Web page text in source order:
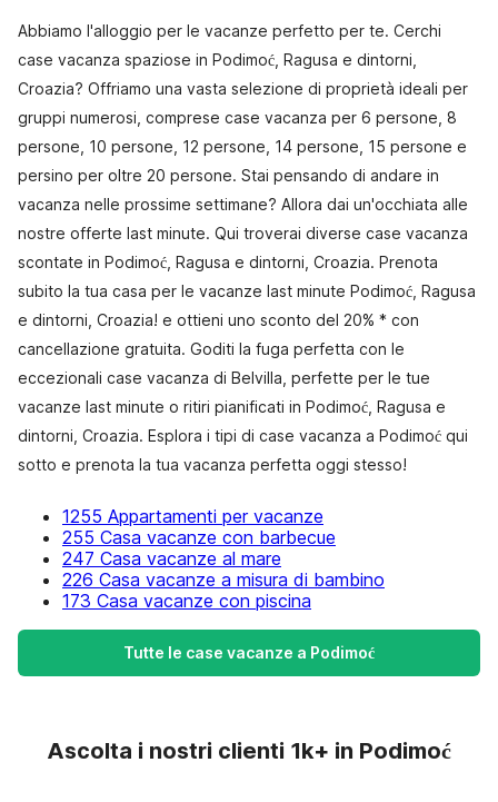
Abbiamo l'alloggio per le vacanze perfetto per te. Cerchi
case vacanza spaziose in Podimoć, Ragusa e dintorni,
Croazia? Offriamo una vasta selezione di proprietà ideali per
gruppi numerosi, comprese case vacanza per 6 persone, 8
persone, 10 persone, 12 persone, 14 persone, 15 persone e
persino per oltre 20 persone. Stai pensando di andare in
vacanza nelle prossime settimane? Allora dai un'occhiata alle
nostre offerte last minute. Qui troverai diverse case vacanza
scontate in Podimoć, Ragusa e dintorni, Croazia. Prenota
subito la tua casa per le vacanze last minute Podimoć, Ragusa
e dintorni, Croazia! e ottieni uno sconto del 20% * con
cancellazione gratuita. Goditi la fuga perfetta con le
eccezionali case vacanza di Belvilla, perfette per le tue
vacanze last minute o ritiri pianificati in Podimoć, Ragusa e
dintorni, Croazia. Esplora i tipi di case vacanza a Podimoć qui
sotto e prenota la tua vacanza perfetta oggi stesso!
1255 Appartamenti per vacanze
255 Casa vacanze con barbecue
247 Casa vacanze al mare
226 Casa vacanze a misura di bambino
173 Casa vacanze con piscina
Tutte le case vacanze a Podimoć
Ascolta i nostri clienti 1k+ in Podimoć